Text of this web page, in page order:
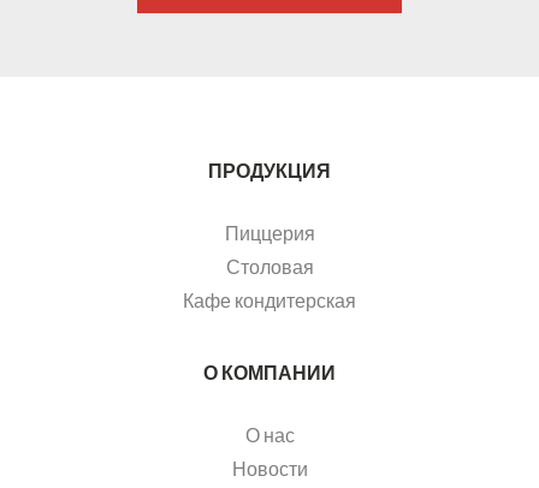
ПРОДУКЦИЯ
Пиццерия
Столовая
Кафе кондитерская
О КОМПАНИИ
О нас
Новости